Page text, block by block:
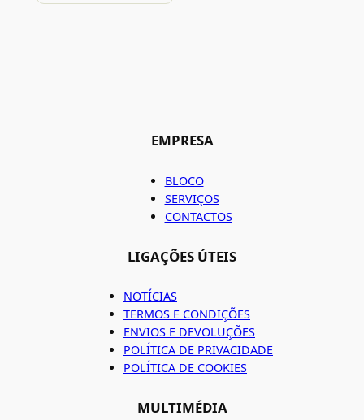
EMPRESA
BLOCO
SERVIÇOS
CONTACTOS
LIGAÇÕES ÚTEIS
NOTÍCIAS
TERMOS E CONDIÇÕES
ENVIOS E DEVOLUÇÕES
POLÍTICA DE PRIVACIDADE
POLÍTICA DE COOKIES
MULTIMÉDIA